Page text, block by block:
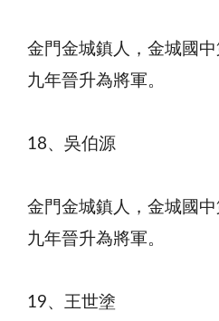
金門金城鎮人，金城國
九年晉升為將軍。
18、吳伯源
金門金城鎮人，金城國
九年晉升為將軍。
19、王世塗